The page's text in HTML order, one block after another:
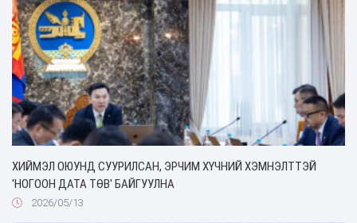
ХИЙМЭЛ ОЮУНД СУУРИЛСАН, ЭРЧИМ ХҮЧНИЙ ХЭМНЭЛТТЭЙ
'НОГООН ДАТА ТӨВ' БАЙГУУЛНА
2026/05/13